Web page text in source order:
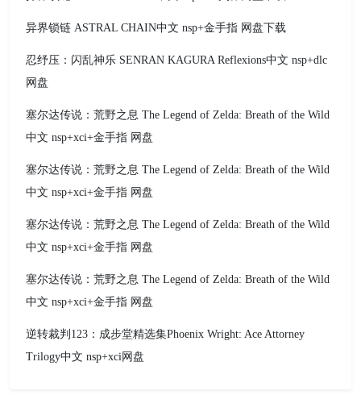
异界锁链 ASTRAL CHAIN中文 nsp+金手指 网盘下载
忍纾压：闪乱神乐 SENRAN KAGURA Reflexions中文 nsp+dlc
网盘
塞尔达传说：荒野之息 The Legend of Zelda: Breath of the Wild
中文 nsp+xci+金手指 网盘
塞尔达传说：荒野之息 The Legend of Zelda: Breath of the Wild
中文 nsp+xci+金手指 网盘
塞尔达传说：荒野之息 The Legend of Zelda: Breath of the Wild
中文 nsp+xci+金手指 网盘
塞尔达传说：荒野之息 The Legend of Zelda: Breath of the Wild
中文 nsp+xci+金手指 网盘
逆转裁判123：成步堂精选集Phoenix Wright: Ace Attorney
Trilogy中文 nsp+xci网盘